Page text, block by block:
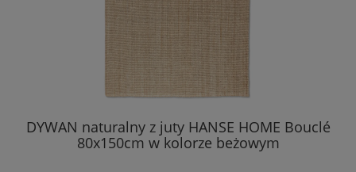
DYWAN naturalny z juty HANSE HOME Bouclé
80x150cm w kolorze beżowym